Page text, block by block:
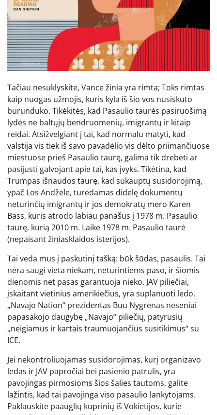
Tačiau nesuklyskite, Vance žinia yra rimta; Toks rimtas
kaip nuogas užmojis, kuris kyla iš šio vos nusiskuto
burunduko. Tikėkitės, kad Pasaulio taurės pasiruošimą
lydės ne baltųjų bendruomenių, imigrantų ir kitaip
reidai. Atsižvelgiant į tai, kad normalu matyti, kad
valstija vis tiek iš savo pavadėlio vis dėlto priimančiuose
miestuose prieš Pasaulio taurę, galima tik drebėti ar
pasijusti galvojant apie tai, kas įvyks. Tikėtina, kad
Trumpas išnaudos taurę, kad sukauptų susidorojimą,
ypač Los Andžele, turėdamas didelę dokumentų
neturinčių imigrantų ir jos demokratų mero Karen
Bass, kuris atrodo labiau panašus į 1978 m. Pasaulio
taurę, kurią 2010 m. Laikė 1978 m. Pasaulio taurė
(nepaisant žiniasklaidos isterijos).
Tai veda mus į paskutinį tašką: būk šūdas, pasaulis. Tai
nėra saugi vieta niekam, neturintiems paso, ir šiomis
dienomis net pasas garantuoja nieko. JAV piliečiai,
įskaitant vietinius amerikiečius, yra suplanuoti ledo.
„Navajo Nation“ prezidentas Buu Nygrenas neseniai
papasakojo daugybę „Navajo“ piliečių, patyrusių
„neigiamus ir kartais traumuojančius susitikimus“ su
ICE.
Jei nekontroliuojamas susidorojimas, kurį organizavo
ledas ir JAV papročiai bei pasienio patrulis, yra
pavojingas pirmosioms šios šalies tautoms, galite
lažintis, kad tai pavojinga viso pasaulio lankytojams.
Paklauskite paauglių kuprinių iš Vokietijos, kurie